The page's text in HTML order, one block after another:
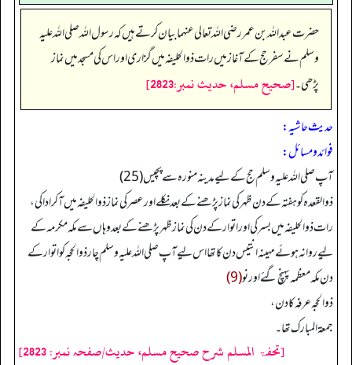
حضرت عبداللہ بن عمر رضی اللہ تعالی عنہما بیان کرتے ہیں کہ رسول اللہ صلی اللہ علیہ
وسلم نے سفر حج کے آغاز میں رات ذوالحلیفہ میں گزاری اور اس کی مسجد میں نماز
پڑھی۔[صحيح مسلم، حديث نمبر:2823]
حدیث حاشیہ:
فوائد ومسائل:
آپ صلی اللہ علیہ وسلم حج کے لیے مدینہ منورہ سے پچیس (25)
ذوالقعدہ کو ہفتہ کے دن ظہر کی نماز پڑھنے کے بعد نکلے اور عصر کی نماز ذوالحلیفہ میں آ کر ادا کی،
رات ذوالحلیفہ میں بسر کی اوراتوار کے دن کی نماز ظہر پڑھنے کے بعد وہاں سے مکہ مکرمہ کے
لیے روانہ ہوئے مہینہ انتیس دن کا تھا اس لیے آپ صلی اللہ علیہ وسلم چار ذوالحجہ کو اتوار کے
دن مکہ معظمہ پہنچ گئے اور نو(9)
ذوالحجہ عرفہ کا دن،
جمعۃ المبارک تھا۔
[تحفۃ المسلم شرح صحیح مسلم، حدیث/صفحہ نمبر: 2823]